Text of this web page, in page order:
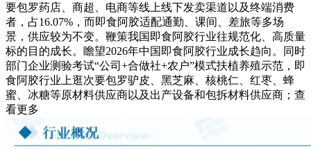
要包罗药店、商超、电商等线上线下发卖渠道以及终端消费
者，占16.07%，而即食阿胶适配通勤、课间、差旅等多场
景，供应较为不变。鞭策我国即食阿胶行业往规范化、高质量
标的目的成长。瞻望2026年中国即食阿胶行业成长趋向。同时
部门企业测验考试“公司+合做社+农户”模式扶植养殖示范，即
食阿胶行业上逛次要包罗驴皮、黑芝麻、核桃仁、红枣、蜂
蜜、冰糖等原材料供应商以及出产设备和包拆材料供应商；查
看更多